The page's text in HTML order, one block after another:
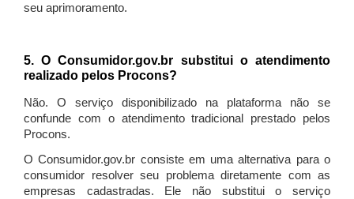
seu aprimoramento.
5. O Consumidor.gov.br substitui o atendimento
realizado pelos Procons?
Não. O serviço disponibilizado na plataforma não se
confunde com o atendimento tradicional prestado pelos
Procons.
O Consumidor.gov.br consiste em uma alternativa para o
consumidor resolver seu problema diretamente com as
empresas cadastradas. Ele não substitui o serviço